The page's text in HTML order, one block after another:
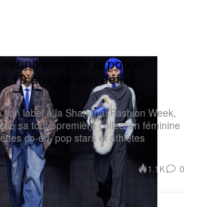
stars de la pop et
10 ans de son défilé
label à la Shanghai Fashion Week,
sa toute première collection féminine
co-ed, pop stars et athlètes
1.1K 0